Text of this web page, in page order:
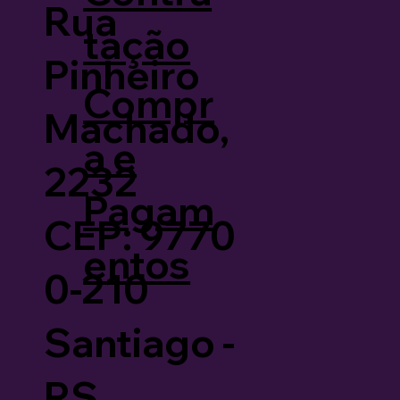
Rua
Pinheiro
Machado,
2232
CEP: 9770
0-210
Santiago -
tação
Compr
a e
Pagam
entos